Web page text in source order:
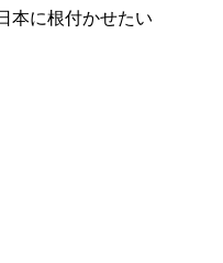
本に根付かせたい